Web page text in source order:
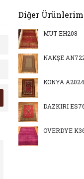
Diğer
MUT EH208
NAKŞE
KONYA A2024
DAZKIRI
OVERDYE